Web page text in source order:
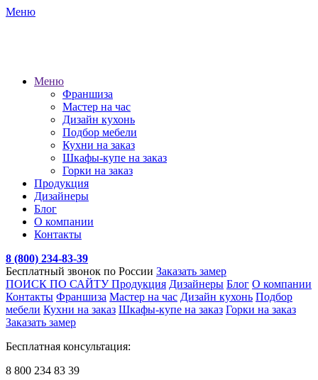
Меню
Меню
Франшиза
Мастер на час
Дизайн кухонь
Подбор мебели
Кухни на заказ
Шкафы-купе на заказ
Горки на заказ
Продукция
Дизайнеры
Блог
О компании
Контакты
8 (800) 234-83-39
Бесплатный звонок по России Заказать замер
ПОИСК ПО САЙТУПродукция Дизайнеры Блог О компании
Контакты Франшиза Мастер на час Дизайн кухонь Подбор
мебели Кухни на заказ Шкафы-купе на заказ Горки на заказ
Заказать замер
Бесплатная консультация:
8 800 234 83 39